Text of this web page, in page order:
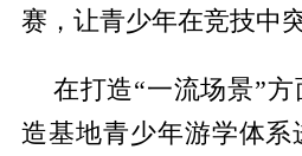
赛，让青少年在竞技中
在打造“一流场景”
造基地青少年游学体系